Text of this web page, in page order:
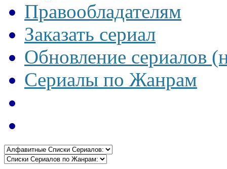
Правообладателям
Заказать сериал
Обновление сериалов
Сериалы по Жанрам